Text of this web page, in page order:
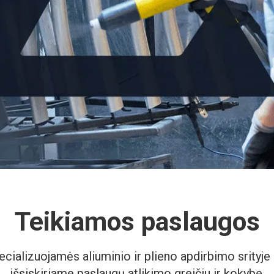
Teikiamos paslaugos
aliuminio ir plieno apdirbimo srityje